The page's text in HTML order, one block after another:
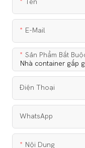
Tên
E-Mail
Sản Phẩm Bắt
Điện Thoại
WhatsApp
Nội Dung